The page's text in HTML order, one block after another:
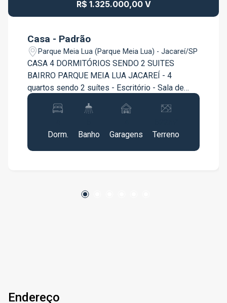
R$ 1.325.000,00 V
Casa - Padrão
Parque Meia Lua (Parque Meia Lua) - Jacareí/SP
CASA 4 DORMITÓRIOS SENDO 2 SUITES
BAIRRO PARQUE MEIA LUA JACAREÍ - 4
quartos sendo 2 suítes - Escritório - Sala de
jogos - Piscina - Churrasqueira - Planejados na
cozinha e nos quartos - Casinha de cachorros
Dorm.
Banho
Garagens
Terreno
Endereço